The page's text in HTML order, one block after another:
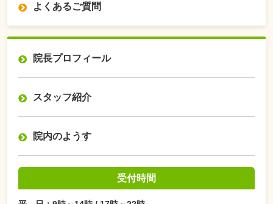
よくあるご質問
院長プロフィール
スタッフ紹介
院内のようす
受付時間